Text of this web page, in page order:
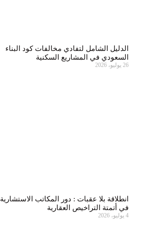
الدليل الشامل لتفادي مخالفات كود البناء
السعودي في المشاريع السكنية
26 يوليو، 2026
انطلاقة بلا عقبات : دور المكاتب الاستشارية
في أتمتة التراخيص العقارية
4 يوليو، 2026